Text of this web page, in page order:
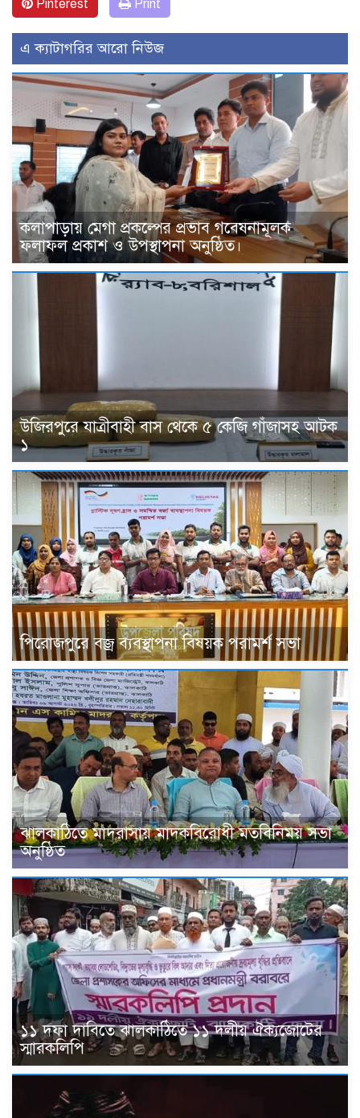
Pinterest Print
এ ক্যাটাগরির আরো নিউজ
কলাপাড়ায় মেগা প্রকল্পের প্রভাব গবেষনামূলক
ফলাফল প্রকাশ ও উপস্থাপনা অনুষ্ঠিত।
উজিরপুরে যাত্রীবাহী বাস থেকে ৫ কেজি গাঁজাসহ আটক
১
পিরোজপুরে বজ্র ব্যবস্থাপনা বিষয়ক পরামর্শ সভা
ঝালকাঠিতে মাদরাসায় মাদকবিরোধী মতবিনিময় সভা
অনুষ্ঠিত
১১ দফা দাবিতে ঝালকাঠিতে ১১ দলীয় ঐক্যজোটের
স্মারকলিপি